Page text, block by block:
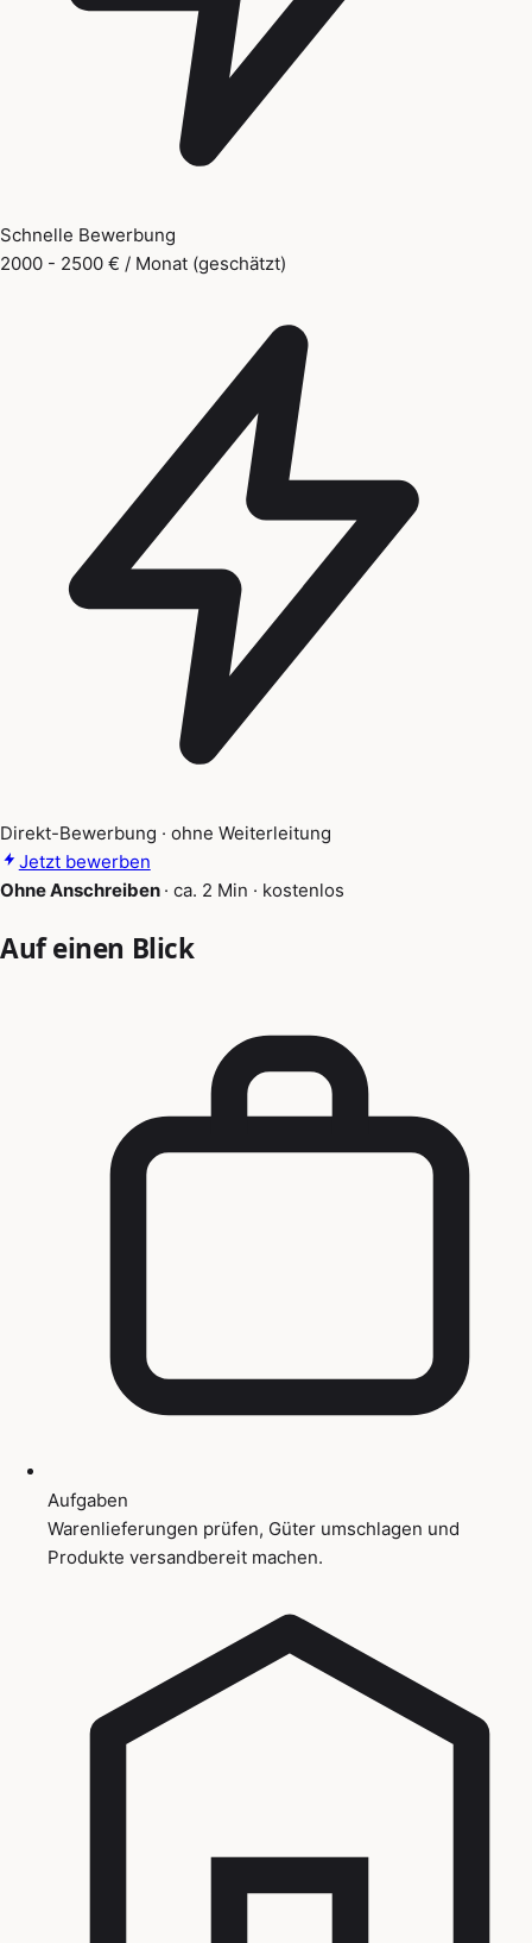
Schnelle Bewerbung
2000 - 2500 € / Monat (geschätzt)
Direkt-Bewerbung · ohne Weiterleitung
Jetzt bewerben
Ohne Anschreiben · ca. 2 Min · kostenlos
Auf einen Blick
Aufgaben
Warenlieferungen prüfen, Güter umschlagen und
Produkte versandbereit machen.